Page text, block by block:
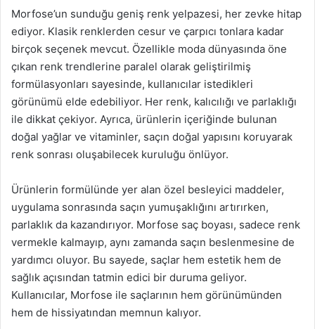
Morfose’un sunduğu geniş renk yelpazesi, her zevke hitap
ediyor. Klasik renklerden cesur ve çarpıcı tonlara kadar
birçok seçenek mevcut. Özellikle moda dünyasında öne
çıkan renk trendlerine paralel olarak geliştirilmiş
formülasyonları sayesinde, kullanıcılar istedikleri
görünümü elde edebiliyor. Her renk, kalıcılığı ve parlaklığı
ile dikkat çekiyor. Ayrıca, ürünlerin içeriğinde bulunan
doğal yağlar ve vitaminler, saçın doğal yapısını koruyarak
renk sonrası oluşabilecek kuruluğu önlüyor.
Ürünlerin formülünde yer alan özel besleyici maddeler,
uygulama sonrasında saçın yumuşaklığını artırırken,
parlaklık da kazandırıyor. Morfose saç boyası, sadece renk
vermekle kalmayıp, aynı zamanda saçın beslenmesine de
yardımcı oluyor. Bu sayede, saçlar hem estetik hem de
sağlık açısından tatmin edici bir duruma geliyor.
Kullanıcılar, Morfose ile saçlarının hem görünümünden
hem de hissiyatından memnun kalıyor.